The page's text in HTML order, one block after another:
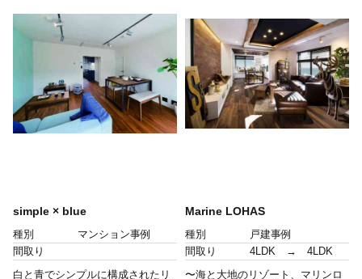
simple × blue
種別
マンション事例
間取り
白と青でシンプルに構成されたリ
Marine LOHAS
種別
戸建事例
間取り
4LDK → 4LDK
〜海と大地のリゾート、マリンロ